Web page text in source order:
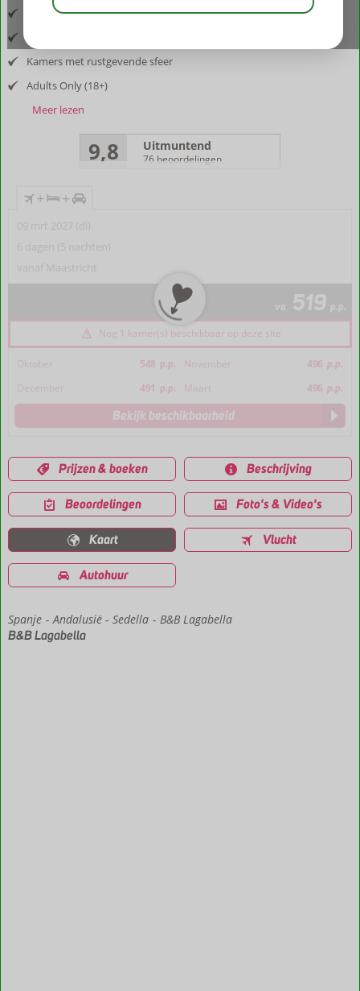
Romantische uitstraling
Kamers met rustgevende sfeer
Adults Only (18+)
Meer lezen
9,8 Uitmuntend
76 beoordelingen
+ +
09 mrt 2027 (di)
6 dagen (5 nachten)
vanaf Maastricht
va 519 p.p.
Nog 1 kamer(s) beschikbaar op deze site
Oktober 548 p.p. November 496 p.p.
December
491 p.p. Maart 496 p.p.
Bekijk beschikbaarheid
Prijzen & boeken Beschrijving
Beoordelingen Foto's & Video's
Kaart Vlucht
Autohuur
Home
Spanje Andalusië Sedella
B&B Lagabella
B&B Lagabella